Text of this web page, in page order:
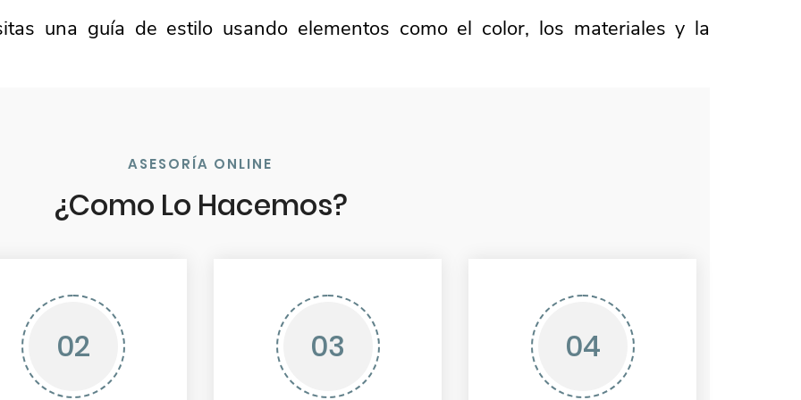
una guía de estilo usando elementos como el color, los materiales y la
ASESORÍA ONLINE
¿Como Lo Hacemos?
02 03 04